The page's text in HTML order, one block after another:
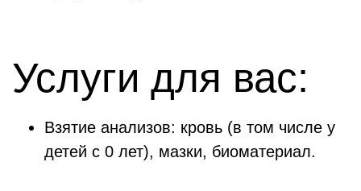
Услуги для вас:
Взятие анализов: кровь (в том числе у
детей с 0 лет), мазки, биоматериал.